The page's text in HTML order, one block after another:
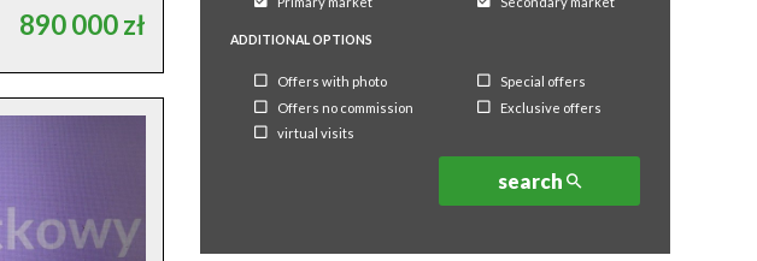
890 000 zł ADDITIONAL OPTIONS
Offers with photo
Special offers
Offers no commission
Exclusive offers
virtual visits
search